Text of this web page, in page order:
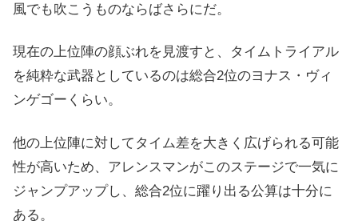
風でも吹こうものならばさらにだ。
現在の上位陣の顔ぶれを見渡すと、タイムトライアル
を純粋な武器としているのは総合2位のヨナス・ヴィ
ンゲゴーくらい。
他の上位陣に対してタイム差を大きく広げられる可能
性が高いため、アレンスマンがこのステージで一気に
ジャンプアップし、総合2位に躍り出る公算は十分に
ある。